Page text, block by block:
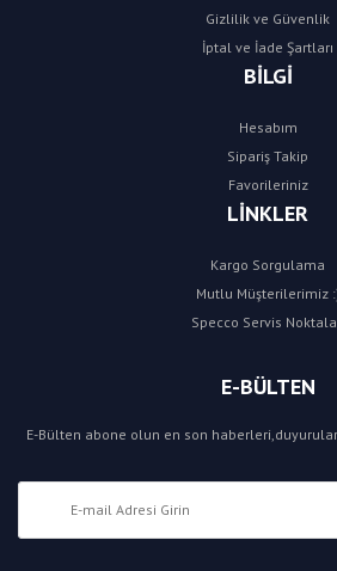
Gizlilik ve Güvenlik
İptal ve İade Şartları
BİLGİ
Hesabım
Sipariş Takip
Favorileriniz
LİNKLER
Kargo Sorgulama
Mutlu Müşterilerimiz
Specco Servis
E-BÜLTEN
E-Bülten abone olun en son